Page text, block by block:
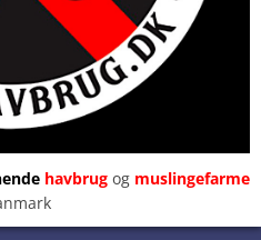
havbrugog muslingefarme